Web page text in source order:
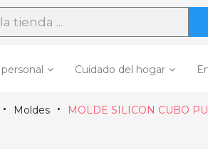
Cuidado del hogar
Moldes
MOLDE SILICON CUBO